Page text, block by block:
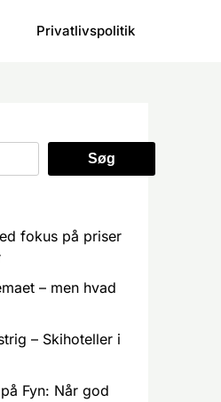
Privatlivspolitik
Søg
fokus på priser
– men hvad
– Skihoteller i
Fyn: Når god